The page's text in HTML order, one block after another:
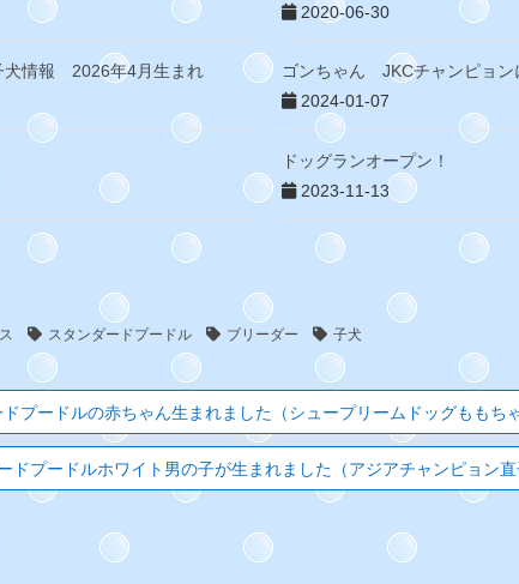
2020-06-30
犬情報 2026年4月生まれ
ゴンちゃん JKCチャンピョン
2024-01-07
ドッグランオープン！
2023-11-13
スタンダードプードル ブリーダー 子犬
プードルの赤ちゃん生まれました（シュープリームドッグももち
ドプードルホワイト男の子が生まれました（アジアチャンピョン直